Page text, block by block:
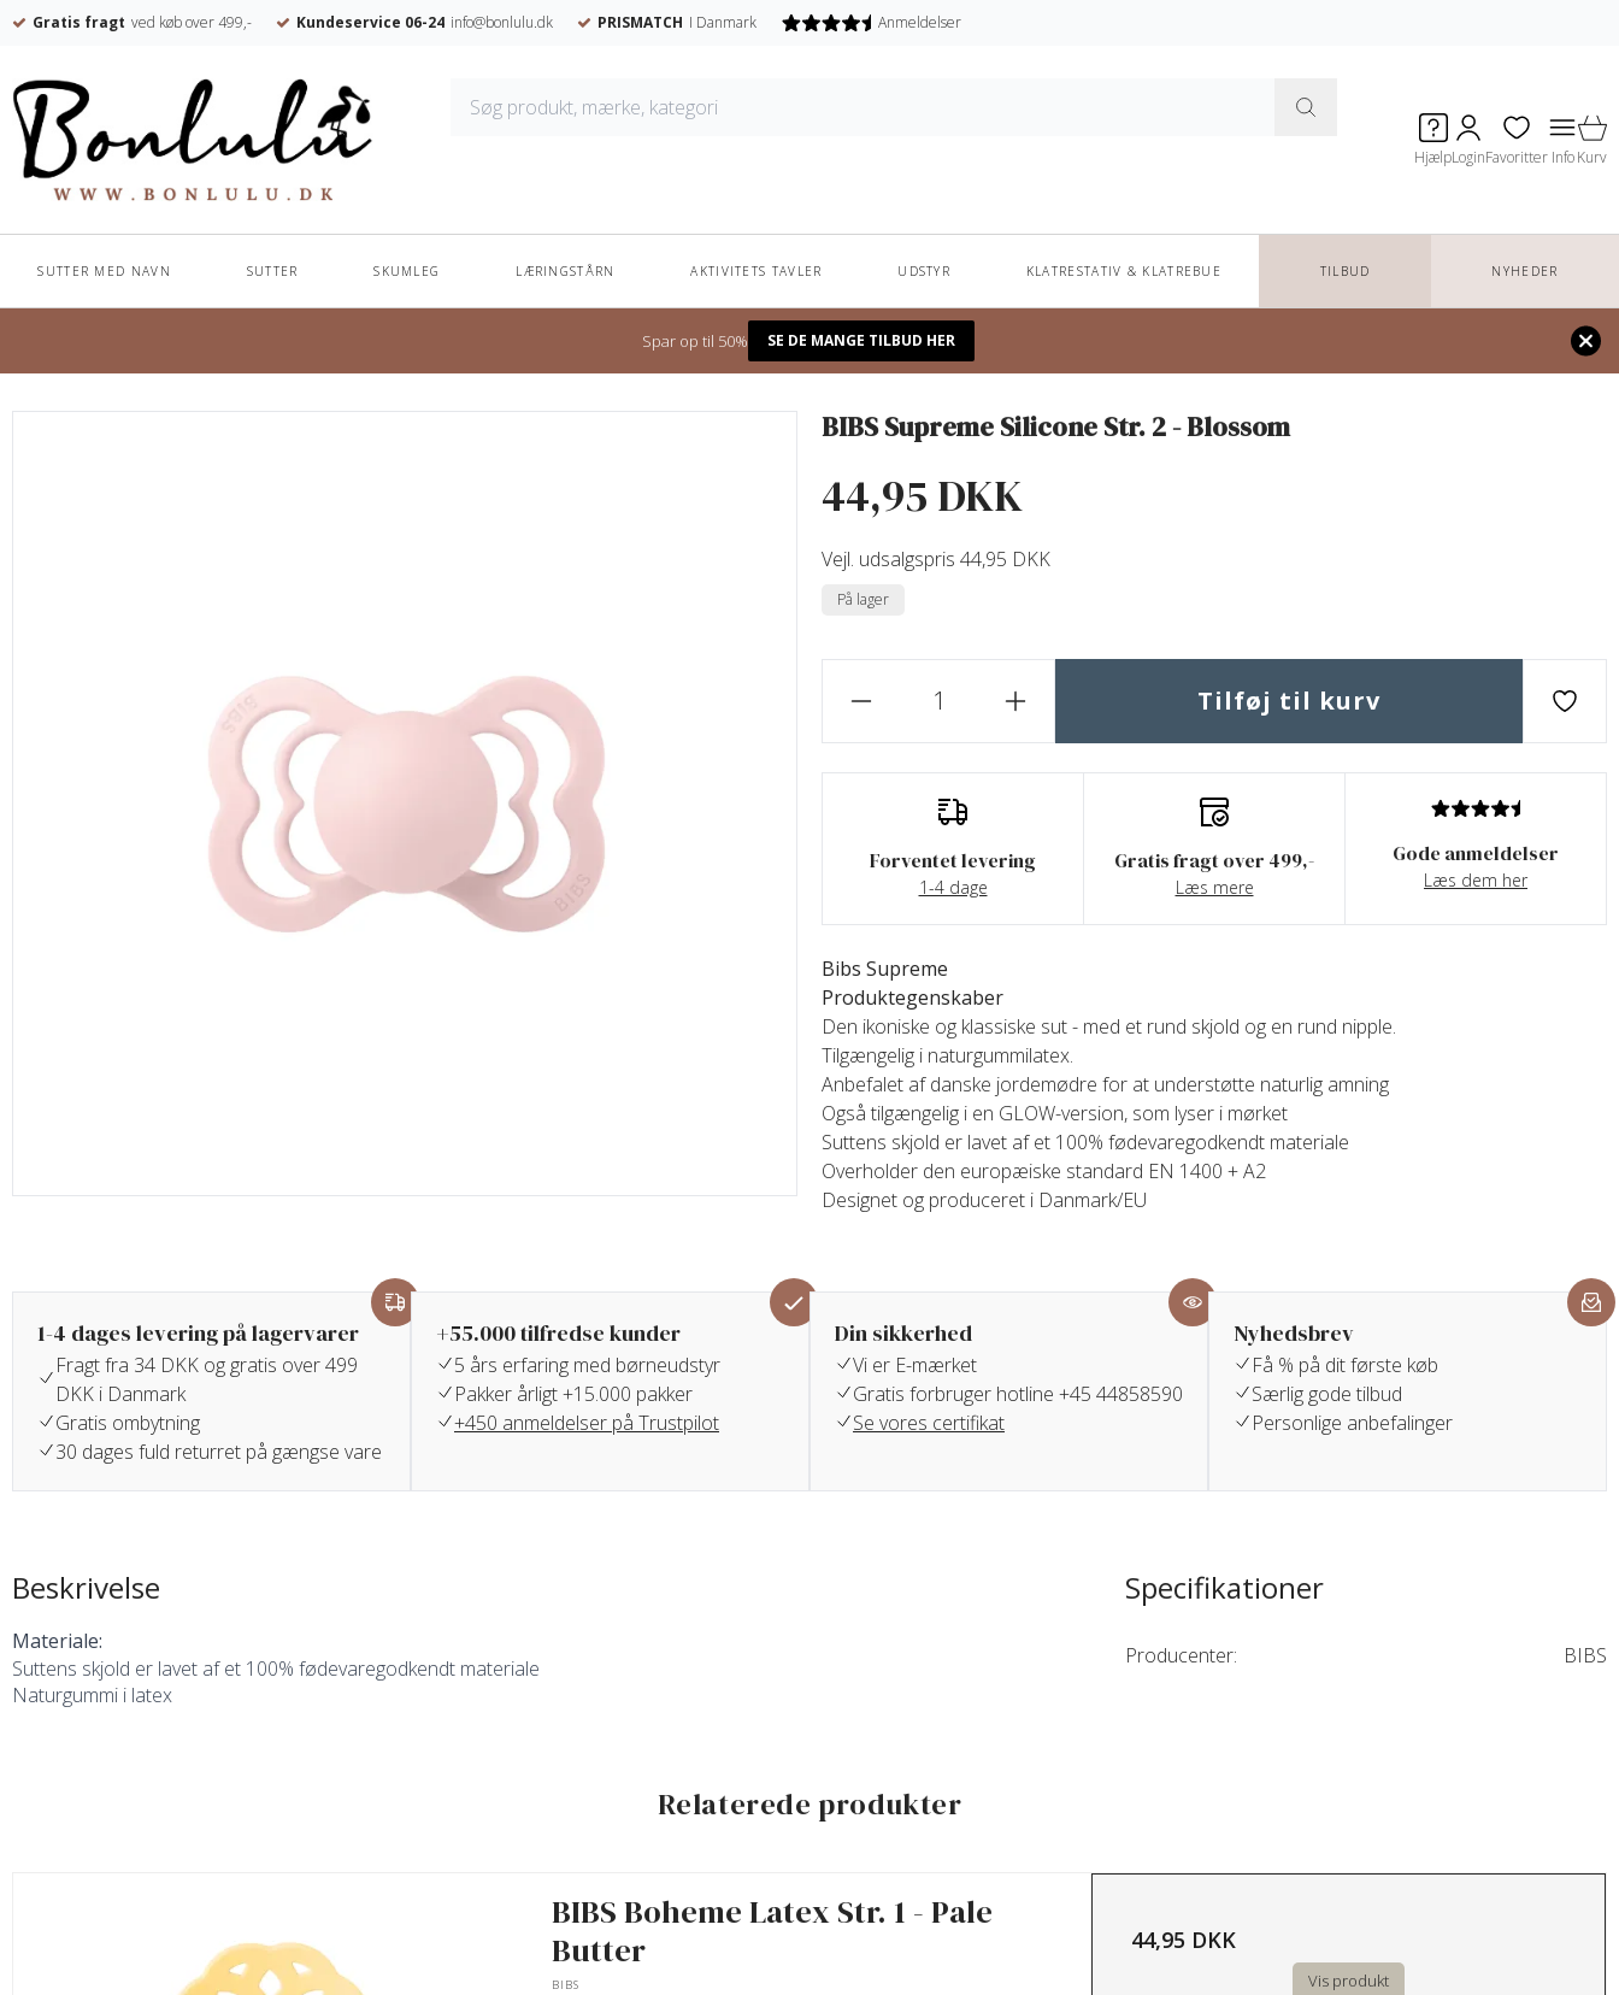
Gratis fragt ved køb over 499,- Kundeservice 06-24 info@bonlulu.dk PRISMATCH I Danmark Anmeldelser
HjælpLoginFavoritter Info Kurv
SUTTER MED NAVN SUTTER SKUMLEG LÆRINGSTÅRN AKTIVITETS TAVLER UDSTYR KLATRESTATIV & KLATREBUE TILBUD NYHEDER
Spar op til 50% SE DE MANGE TILBUD HER
BIBS Supreme Silicone Str. 2 - Blossom
44,95 DKK
Vejl. udsalgspris 44,95 DKK
På lager
Tilføj til kurv
Forventet levering
1-4 dage
Gratis fragt over 499,-
Læs mere
Gode anmeldelser
Læs dem her
Bibs Supreme
Produktegenskaber
Den ikoniske og klassiske sut - med et rund skjold og en rund nipple.
Tilgængelig i naturgummilatex.
Anbefalet af danske jordemødre for at understøtte naturlig amning
Også tilgængelig i en GLOW-version, som lyser i mørket
Suttens skjold er lavet af et 100% fødevaregodkendt materiale
Overholder den europæiske standard EN 1400 + A2
Designet og produceret i Danmark/EU
1-4 dages levering på lagervarer
Fragt fra 34 DKK og gratis over 499
DKK i Danmark
Gratis ombytning
30 dages fuld returret på gængse vare
+55.000 tilfredse kunder
5 års erfaring med børneudstyr
Pakker årligt +15.000 pakker
+450 anmeldelser på Trustpilot
Din sikkerhed
Vi er E-mærket
Gratis forbruger hotline +45 44858590
Se vores certifikat
Nyhedsbrev
Få % på dit første køb
Særlig gode tilbud
Personlige anbefalinger
Beskrivelse
Materiale:
Suttens skjold er lavet af et 100% fødevaregodkendt materiale
Naturgummi i latex
Specifikationer
Producenter: BIBS
Relaterede produkter
BIBS Boheme Latex Str. 1 - Pale
Butter
BIBS
44,95 DKK
Vis produkt